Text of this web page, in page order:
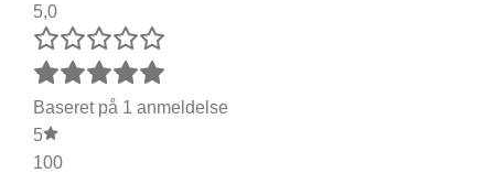
5,0
Baseret på 1 anmeldelse
5
100